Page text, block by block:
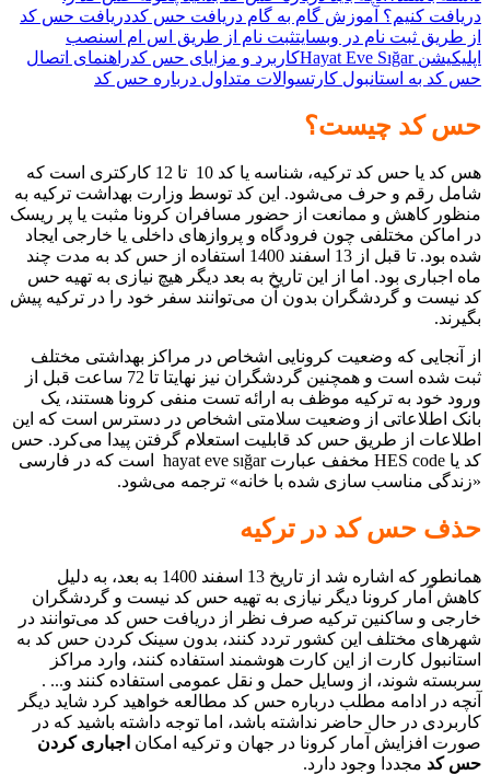
دریافت کنیم؟ آموزش گام به گام دریافت حس کددریافت حس کد
از طریق ثبت نام در وبسایتثبت نام از طریق اس ام اسنصب
اپلیکیشن Hayat Eve Sığar
کاربرد و مزایای حس کدراهنمای اتصال
حس کد به استانبول کارتسوالات متداول درباره حس کد
حس کد چیست؟
هس کد یا حس کد ترکیه، شناسه یا کد 10 تا 12 کارکتری است که
شامل رقم و حرف می‌شود. این کد توسط وزارت بهداشت ترکیه به
منظور کاهش و ممانعت از حضور مسافران کرونا مثبت یا پر ریسک
در اماکن مختلفی چون فرودگاه و پروازهای داخلی یا خارجی ایجاد
شده بود. تا قبل از 13 اسفند 1400 استفاده از حس کد به مدت چند
ماه اجباری بود. اما از این تاریخ به بعد دیگر هیچ نیازی به تهیه حس
کد نیست و گردشگران بدون آن می‌توانند سفر خود را در ترکیه پیش
بگیرند.
از آنجایی که وضعیت کرونایی اشخاص در مراکز بهداشتی مختلف
ثبت شده است و همچنین گردشگران نیز نهایتا تا 72 ساعت قبل از
ورود خود به ترکیه موظف به ارائه تست منفی کرونا هستند، یک
بانک اطلاعاتی از وضعیت سلامتی اشخاص در دسترس است که این
اطلاعات از طریق حس کد قابلیت استعلام گرفتن پیدا می‌کرد. حس
کد یا HES code مخفف عبارت hayat eve sığar است که در فارسی
«زندگی مناسب سازی شده با خانه» ترجمه می‌شود.
حذف حس کد در ترکیه
همانطور که اشاره شد از تاریخ 13 اسفند 1400 به بعد، به دلیل
کاهش آمار کرونا دیگر نیازی به تهیه حس کد نیست و گردشگران
خارجی و ساکنین ترکیه صرف نظر از دریافت حس کد می‌توانند در
شهرهای مختلف این کشور تردد کنند، بدون سینک کردن حس کد به
استانبول کارت از این کارت هوشمند استفاده کنند، وارد مراکز
سربسته شوند، از وسایل حمل و نقل عمومی استفاده کنند و... .
آنچه در ادامه مطلب درباره حس کد مطالعه خواهید کرد شاید دیگر
کاربردی در حال حاضر نداشته باشد، اما توجه داشته باشید که در
صورت افزایش آمار کرونا در جهان و ترکیه امکان اجباری کردن
حس کد مجددا وجود دارد.